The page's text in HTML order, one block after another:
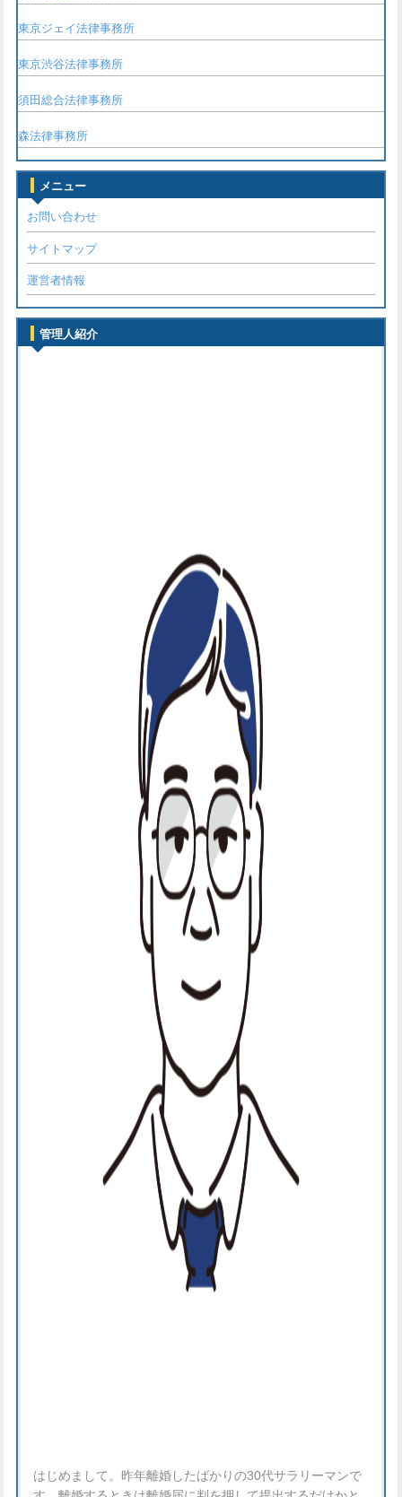
東京ジェイ法律事務所
東京渋谷法律事務所
須田総合法律事務所
森法律事務所
メニュー
お問い合わせ
サイトマップ
運営者情報
管理人紹介
はじめまして。昨年離婚したばかりの30代サラリーマンで